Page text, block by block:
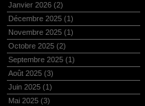
Janvier 2026 (2)
Décembre 2025 (1)
Novembre 2025 (1)
Octobre 2025 (2)
Septembre 2025 (1)
Août 2025 (3)
Juin 2025 (1)
Mai 2025 (3)